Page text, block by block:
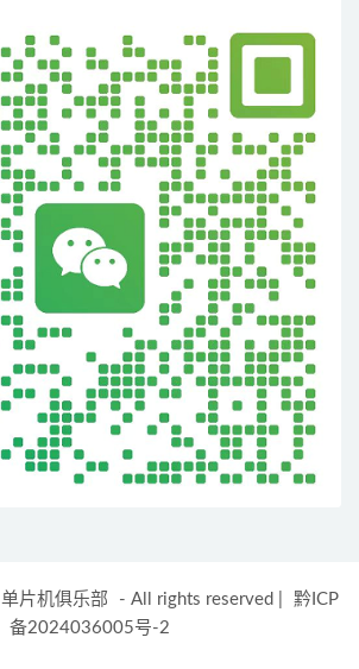
单片机俱乐部 - All rights reserved
黔ICP
备2024036005号-2